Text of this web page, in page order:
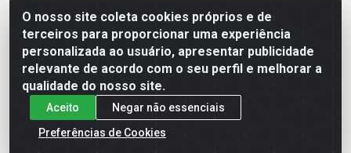
O nosso site coleta cookies próprios e de
terceiros para proporcionar uma experiência
personalizada ao usuário, apresentar publicidade
relevante de acordo com o seu perfil e melhorar a
qualidade do nosso site.
Aceito
Negar não essenciais
Preferências de Cookies
Atacamax Importadora de Alimentos LTDA - RODOVIA BR-
101 - SUL, KM 79,60 GP E GALPAO:D - Muribeca, Jaboatão dos
Guararapes - PE, 54355-010 - CNPJ 08.305.623/0001-84